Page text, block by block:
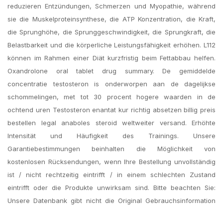
reduzieren Entzündungen, Schmerzen und Myopathie, während
sie die Muskelproteinsynthese, die ATP Konzentration, die Kraft,
die Sprunghöhe, die Sprunggeschwindigkeit, die Sprungkraft, die
Belastbarkeit und die körperliche Leistungsfähigkeit erhöhen. L112
können im Rahmen einer Diät kurzfristig beim Fettabbau helfen.
Oxandrolone oral tablet drug summary. De gemiddelde
concentratie testosteron is onderworpen aan de dagelijkse
schommelingen, met tot 30 procent hogere waarden in de
ochtend uren Testosteron enantat kur richtig absetzen billig preis
bestellen legal anaboles steroid weltweiter versand. Erhöhte
Intensität und Häufigkeit des Trainings. Unsere
Garantiebestimmungen beinhalten die Möglichkeit von
kostenlosen Rücksendungen, wenn Ihre Bestellung unvollständig
ist / nicht rechtzeitig eintrifft / in einem schlechten Zustand
eintrifft oder die Produkte unwirksam sind. Bitte beachten Sie:
Unsere Datenbank gibt nicht die Original Gebrauchsinformation